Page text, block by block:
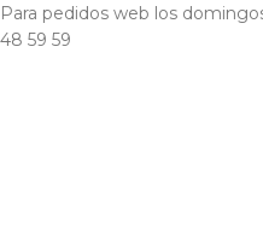
Para pedidos web los
48 59 59